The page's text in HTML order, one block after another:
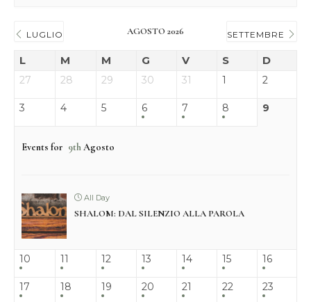
LUGLIO AGOSTO 2026 SETTEMBRE
L M M G V S D
27 28 29 30 31 1 2
3 4 5 6 7 8 9
Events for 9thAgosto
All Day
SHALOM: DAL SILENZIO ALLA PAROLA
10 11 12 13 14 15 16
17 18 19 20 21 22 23